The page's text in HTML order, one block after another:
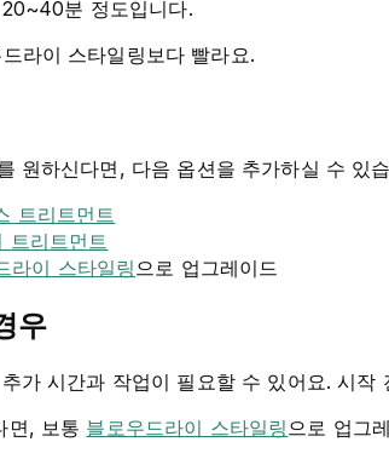
분 정도입니다.
라이 스타일링보다 빨라요.
원하신다면, 다음 옵션을 추가하실 수 있
트리트먼트
트리트먼트
라이 스타일링 으로 업그레이드
우
가 시간과 작업이 필요할 수 있어요. 시작
면, 보통 블로우드라이 스타일링 으로 업그